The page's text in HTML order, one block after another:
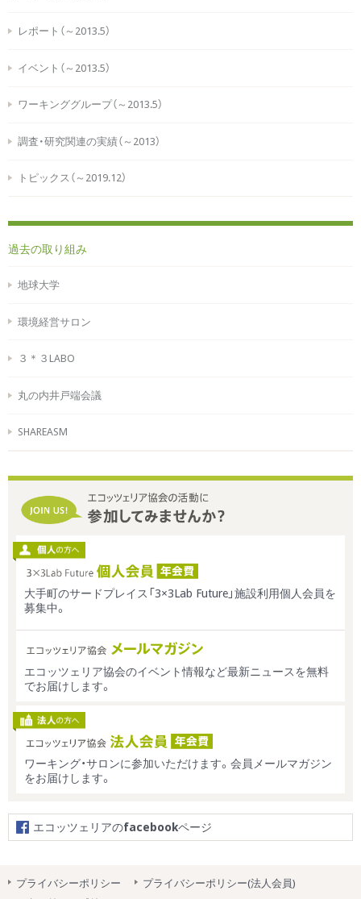
レポート（～2013.5）
イベント（～2013.5）
ワーキンググループ（～2013.5）
調査・研究関連の実績（～2013）
トピックス（～2019.12）
過去の取り組み
地球大学
環境経営サロン
３＊３LABO
丸の内井戸端会議
SHAREASM
大手町のサードプレイス「3×3Lab Future」施設利用個人会員を
募集中。
エコッツェリア協会のイベント情報など最新ニュースを無料
でお届けします。
ワーキング・サロンに参加いただけます。会員メールマガジン
をお届けします。
エコッツェリアのfacebookページ
プライバシーポリシー
プライバシーポリシー(法人会員)